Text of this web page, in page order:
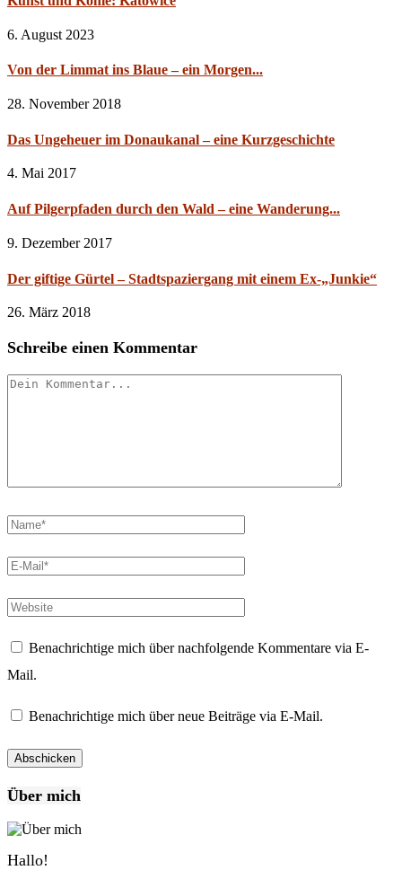
6. August 2023
Von der Limmat ins Blaue – ein Morgen...
28. November 2018
Das Ungeheuer im Donaukanal – eine Kurzgeschichte
4. Mai 2017
Auf Pilgerpfaden durch den Wald – eine Wanderung...
9. Dezember 2017
Der giftige Gürtel – Stadtspaziergang mit einem Ex-„Junkie“
26. März 2018
Schreibe einen Kommentar
Benachrichtige mich über nachfolgende Kommentare via E-
Mail.
Benachrichtige mich über neue Beiträge via E-Mail.
Über mich
Hallo!